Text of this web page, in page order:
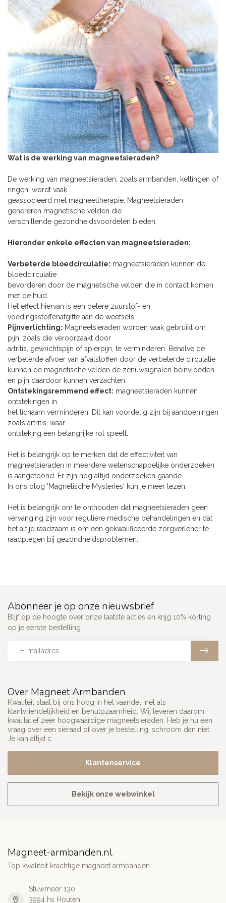
Wat is de werking van magneetsieraden?
De werking van magneetsieraden, zoals armbanden, kettingen of
ringen, wordt vaak
geassocieerd met magneettherapie. Magneetsieraden
genereren magnetische velden die
verschillende gezondheidsvoordelen bieden.
Hieronder enkele effecten van magneetsieraden:
Verbeterde bloedcirculatie: magneetsieraden kunnen de
bloedcirculatie
bevorderen door de magnetische velden die in contact komen
met de huid.
Het effect hiervan is een betere zuurstof- en
voedingsstoffenafgifte aan de weefsels.
Pijnverlichting: Magneetsieraden worden vaak gebruikt om
pijn, zoals die veroorzaakt door
artritis, gewrichtspijn of spierpijn, te verminderen. Behalve de
verbeterde afvoer van afvalstoffen door de verbeterde circulatie
kunnen de magnetische velden de zenuwsignalen beïnvloeden
en pijn daardoor kunnen verzachten.
Ontstekingsremmend effect: magneetsieraden kunnen
ontstekingen in
het lichaam verminderen. Dit kan voordelig zijn bij aandoeningen
zoals artritis, waar
ontsteking een belangrijke rol speelt.
Het is belangrijk op te merken dat de effectiviteit van
magneetsieraden in meerdere wetenschappelijke onderzoeken
is aangetoond. Er zijn nog altijd onderzoeken gaande.
In ons blog 'Magnetische Mysteries' kun je meer lezen.
Het is belangrijk om te onthouden dat magneetsieraden geen
vervanging zijn voor reguliere medische behandelingen en dat
het altijd raadzaam is om een gekwalificeerde zorgverlener te
raadplegen bij gezondheidsproblemen.
Over Magneet Armbanden
Kwaliteit staat bij ons hoog in het vaandel, net als
klantvriendelijkheid en behulpzaamheid. Wij leveren daarom
kwalitatief zeer hoogwaardige magneetsieraden. Heb je nu een
vraag over een sieraad of over je bestelling, schroom dan niet.
Je kan altijd c
Klantenservice
Bekijk onze webwinkel
Abonneer je op onze nieuwsbrief
Blijf op de hoogte over onze laatste acties en krijg 10% korting
op je eerste bestelling
Magneet-armbanden.nl
Top kwaliteit krachtige magneet armbanden
Stuwmeer 130
3994 hs Houten